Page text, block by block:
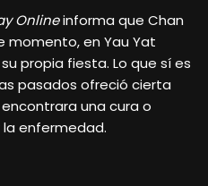
Onlineinforma que Chan
momento, en Yau Yat
propia fiesta. Lo que sí es
pasados ofreció cierta
una cura o
enfermedad.